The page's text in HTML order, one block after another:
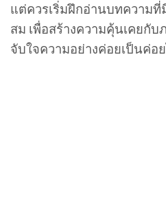
แต่ควรเริ่มฝึกอ่านบทความที่
สม เพื่อสร้างความคุ้นเคยกั
จับใจความอย่างค่อยเป็นค่อ